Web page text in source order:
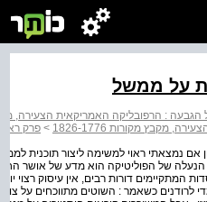
על ממשל
: הרפובליקה האמריקאית הצעירה, מקבץ
מקבץ מקורות 1826-1776
> פרק
אם נמצאתי ראוי למשימה ליצור תוכנית
הנעלה של הפוליטיקה הוא מדע של אושר
המתקיימים דורות רבים, אין עיסוק